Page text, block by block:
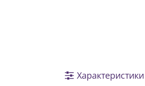
Характеристики